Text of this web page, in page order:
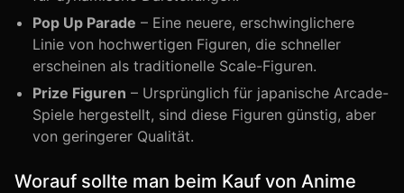
Pop Up Parade – Eine neuere, erschwinglichere
Linie von hochwertigen Figuren, die schneller
erscheinen als traditionelle Scale-Figuren.
Prize Figuren – Ursprünglich für japanische Arcade-
Spiele hergestellt, sind diese Figuren günstig, aber
von geringerer Qualität.
Worauf sollte man beim Kauf von Anime